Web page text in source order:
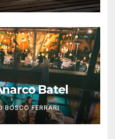
Batel
BOSCO FERRARI